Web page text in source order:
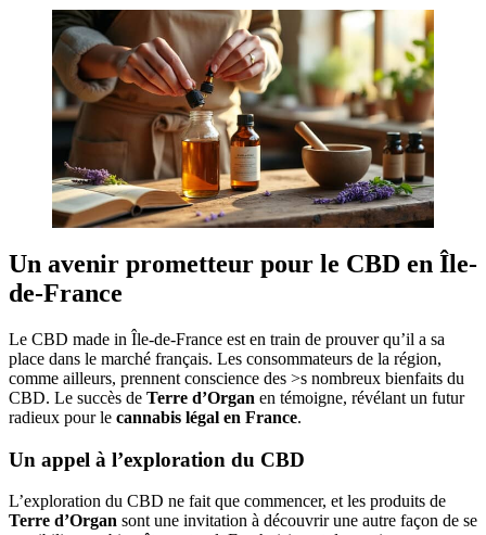
Un avenir prometteur pour le CBD en Île-
de-France
Le CBD made in Île-de-France est en train de prouver qu’il a sa
place dans le marché français. Les consommateurs de la région,
comme ailleurs, prennent conscience des >s nombreux bienfaits du
CBD. Le succès de Terre d’Organ en témoigne, révélant un futur
radieux pour le cannabis légal en France.
Un appel à l’exploration du CBD
L’exploration du CBD ne fait que commencer, et les produits de
Terre d’Organ sont une invitation à découvrir une autre façon de se